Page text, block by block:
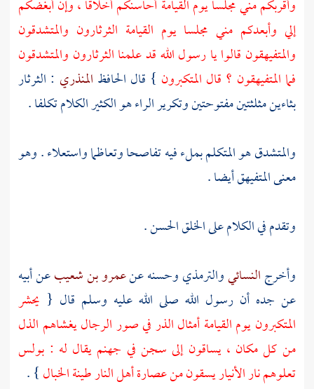
وأقربكم مني مجلسا يوم القيامة أحاسنكم أخلاقا ، وإن أبغضكم
إلي وأبعدكم مني مجلسا يوم القيامة الثرثارون والمتشدقون
والمتفيهقون قالوا يا رسول الله قد علمنا الثرثارون والمتشدقون
فما المتفيهقون ؟ قال المتكبرون } قال الحافظ المنذري : الثرثار
بثاءين مثلثتين مفتوحتين وتكرير الراء هو الكثير الكلام تكلفا .
والمتشدق هو المتكلم بملء فيه تفاصحا وتعاظما واستعلاء . وهو
معنى المتفيهق أيضا .
وتقدم في الكلام على الخلق الحسن .
وأخرجالنسائيوالترمذيوحسنه عنعمرو بن شعيبعن أبيه
عن جده أن رسول الله صلى الله عليه وسلم قال { يحشر
المتكبرون يوم القيامة أمثال الذر في صور الرجال يغشاهم الذل
من كل مكان ، يساقون إلى سجن في جهنم يقال له : بولس
تعلوهم نار الأنيار يسقون من عصارة أهل النار طينة الخبال} .